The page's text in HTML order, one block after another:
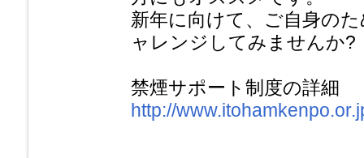
新年に向けて、ご自身の
ャレンジしてみませんか?
禁煙サポート制度の詳細
http://